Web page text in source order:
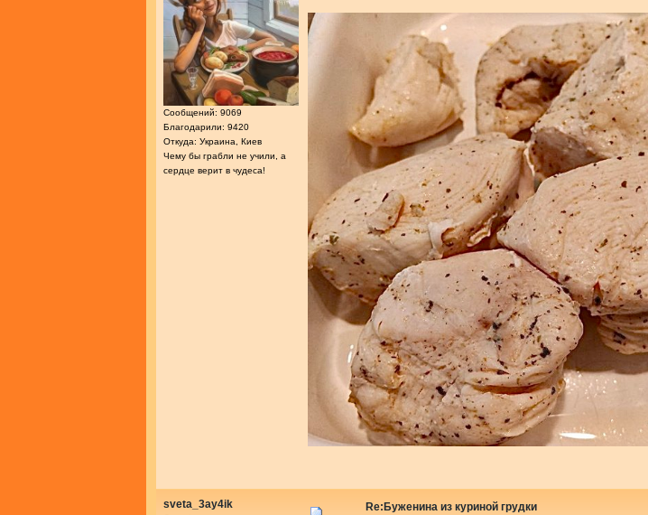
Сообщений: 9069
Благодарили: 9420
Откуда: Украина, Киев
Чему бы грабли не учили, а
сердце верит в чудеса!
sveta_3ay4ik Re:Буженина из куриной грудки